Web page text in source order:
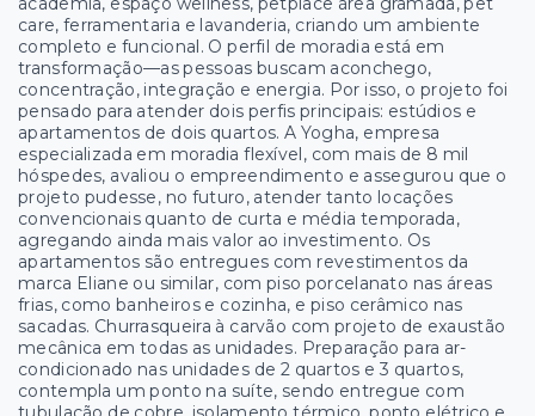
care, ferramentaria e lavanderia, criando um ambiente
completo e funcional. O perfil de moradia está em
transformação—as pessoas buscam aconchego,
concentração, integração e energia. Por isso, o projeto foi
pensado para atender dois perfis principais: estúdios e
apartamentos de dois quartos. A Yogha, empresa
especializada em moradia flexível, com mais de 8 mil
hóspedes, avaliou o empreendimento e assegurou que o
projeto pudesse, no futuro, atender tanto locações
convencionais quanto de curta e média temporada,
agregando ainda mais valor ao investimento. Os
apartamentos são entregues com revestimentos da
marca Eliane ou similar, com piso porcelanato nas áreas
frias, como banheiros e cozinha, e piso cerâmico nas
sacadas. Churrasqueira à carvão com projeto de exaustão
mecânica em todas as unidades. Preparação para ar-
condicionado nas unidades de 2 quartos e 3 quartos,
contempla um ponto na suíte, sendo entregue com